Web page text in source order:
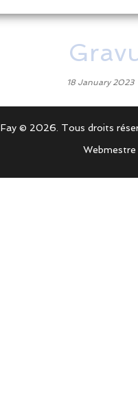
18 January 2023
© 2026. Tous droits
Webmestre